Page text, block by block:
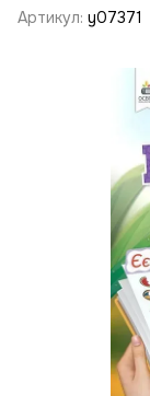
Артикул: y07371